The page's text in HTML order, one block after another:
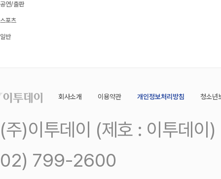
공연/출판
스포츠
일반
회사소개 이용약관 개인정보처리방침 청소년
(주)이투데이 (제호 : 이투데
02) 799-2600